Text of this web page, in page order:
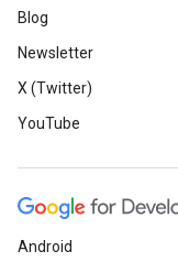
Blog
Newsletter
X (Twitter)
YouTube
Android